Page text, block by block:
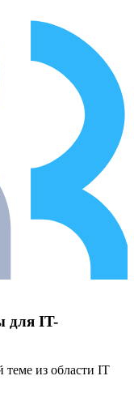
для IT-
из области IT